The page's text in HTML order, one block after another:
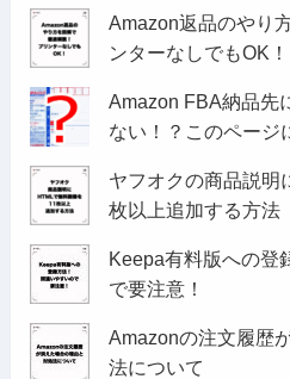
Amazon返品のやり
ンターなしでもOK！
Amazon FBA納品先
ない！？このページ
ヤフオクの商品説明
枚以上追加する方法
Keepa有料版への登
で要注意！
Amazonの注文履歴
法について